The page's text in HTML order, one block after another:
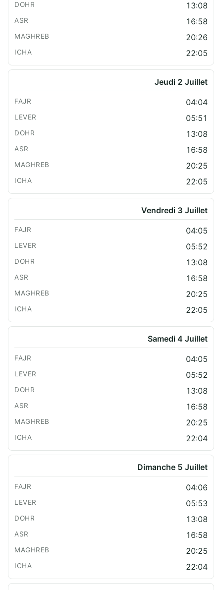
13:08
16:58
20:26
22:05
Jeudi 2 Juillet
04:04
05:51
13:08
16:58
20:25
22:05
Vendredi 3 Juillet
04:05
05:52
13:08
16:58
20:25
22:05
Samedi 4 Juillet
04:05
05:52
13:08
16:58
20:25
22:04
Dimanche 5 Juillet
04:06
05:53
13:08
16:58
20:25
22:04